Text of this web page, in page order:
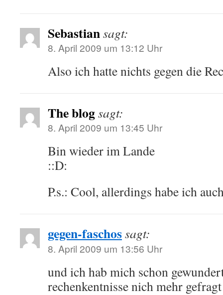
Sebastiansagt:
8. April 2009 um 13:12 Uhr
Also ich hatte nichts gegen die
The blogsagt:
8. April 2009 um 13:45 Uhr
Bin wieder im Lande
::D:
P.s.: Cool, allerdings habe ich
gegen-faschossagt:
8. April 2009 um 13:56 Uhr
und ich hab mich schon
rechenkentnisse nich mehr